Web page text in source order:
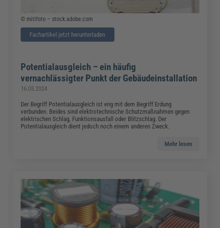
© mitifoto – stock.adobe.com
Fachartikel jetzt herunterladen
Potentialausgleich – ein häufig
vernachlässigter Punkt der Gebäudeinstallation
16.05.2024
Der Begriff Potentialausgleich ist eng mit dem Begriff Erdung
verbunden. Beides sind elektrotechnische Schutzmaßnahmen gegen
elektrischen Schlag, Funktionsausfall oder Blitzschlag. Der
Potentialausgleich dient jedoch noch einem anderen Zweck.
Mehr lesen